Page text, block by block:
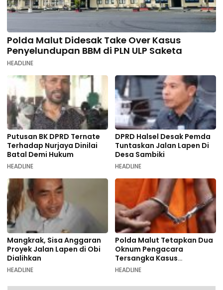
Polda Malut Didesak Take Over Kasus
Penyelundupan BBM di PLN ULP Saketa
HEADLINE
Putusan BK DPRD Ternate
Terhadap Nurjaya Dinilai
Batal Demi Hukum
HEADLINE
DPRD Halsel Desak Pemda
Tuntaskan Jalan Lapen Di
Desa Sambiki
HEADLINE
Mangkrak, Sisa Anggaran
Proyek Jalan Lapen di Obi
Dialihkan
HEADLINE
Polda Malut Tetapkan Dua
Oknum Pengacara
Tersangka Kasus
Pemalsuan Dokumen
HEADLINE